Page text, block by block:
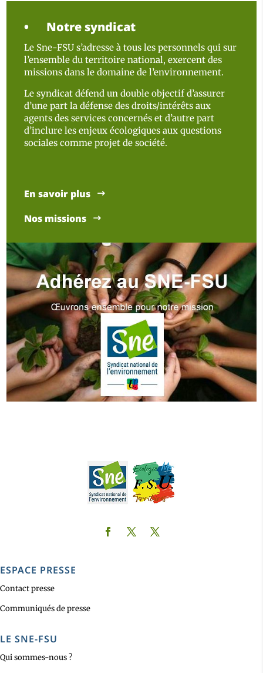
Notre syndicat
Le Sne-FSU s’adresse à tous les personnels qui sur
l’ensemble du territoire national, exercent des
missions dans le domaine de l’environnement.
Le syndicat défend un double objectif d’assurer
d’une part la défense des droits/intérêts aux
agents des services concernés et d’autre part
d’inclure les enjeux écologiques aux questions
sociales comme projet de société.
En savoir plus
Nos missions
ESPACE PRESSE
Contact presse
Communiqués de presse
LE SNE-FSU
Qui sommes-nous ?